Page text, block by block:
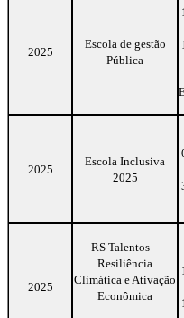
2025
Escola de gestão
Pública
2025
Escola Inclusiva
2025
2025
RS Talentos –
Resiliência
Climática e Ativação
Econômica